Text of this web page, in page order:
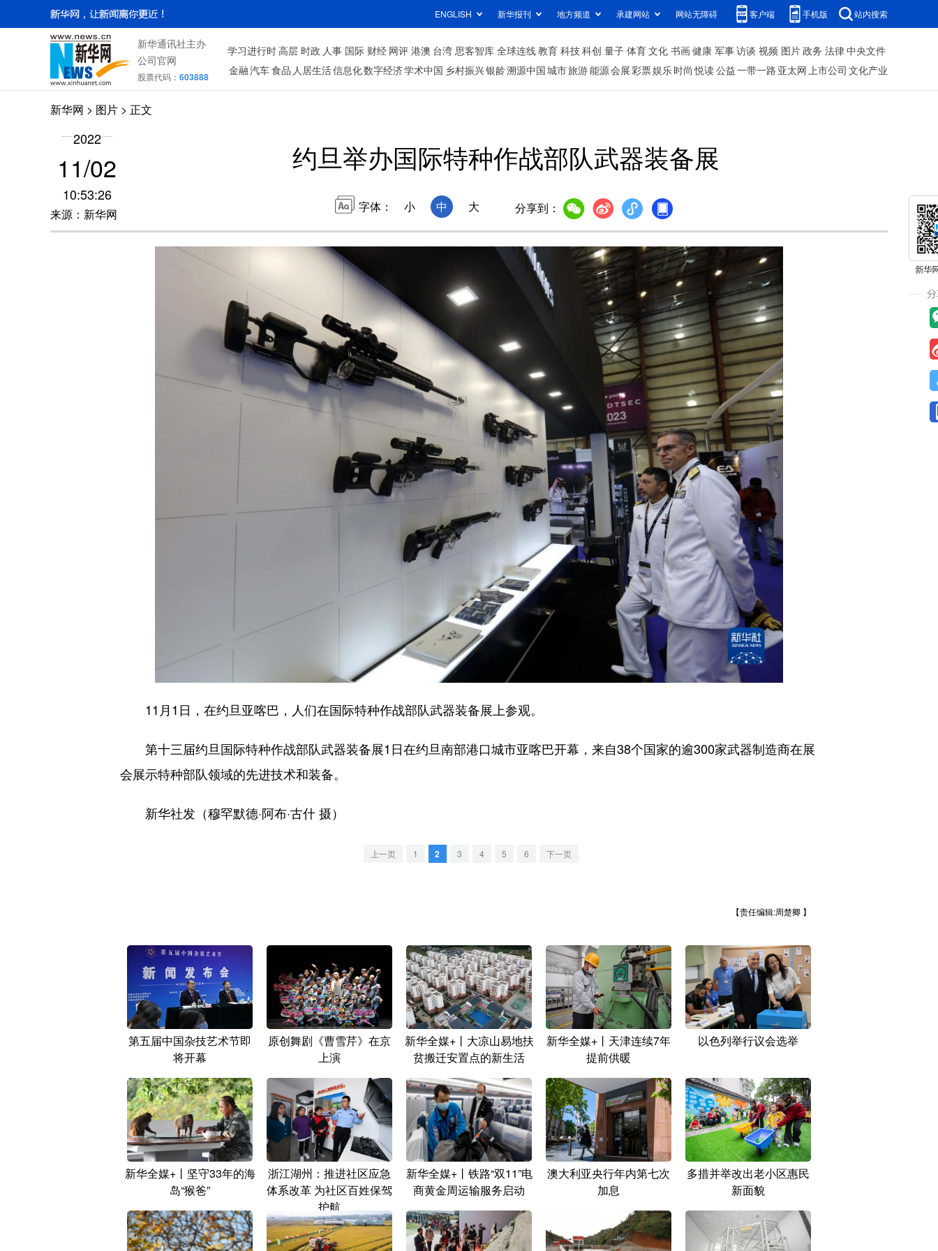
ENGLISH 新华报刊 地方频道 承建网站 网站无障碍 客户端 手机版 站内搜索
新华通讯社主办
公司官网
股票代码： 603888
学习进行时高层 时政 人事 国际 财经 网评 港澳 台湾 思客智库 全球连线教育 科技科创 量子 体育文化 书画健康 军事访谈 视频 图片政务 法律中央文件
金融汽车食品 人居生活信息化数字经济学术中国 乡村振兴银龄溯源中国城市旅游能源会展彩票娱乐时尚 悦读公益一带一路 亚太网上市公司 文化产业
新华网 > 图片 > 正文
2022
11/02
10:53:26
来源：新华网
约旦举办国际特种作战部队武器装备展
字体： 小 中 大 分享到：
11月1日，在约旦亚喀巴，人们在国际特种作战部队武器装备展上参观。
第十三届约旦国际特种作战部队武器装备展1日在约旦南部港口城市亚喀巴开幕，来自38个国家的逾300家武器制造商在展
会展示特种部队领域的先进技术和装备。
新华社发（穆罕默德·阿布·古什 摄）
上一页 1 2 3 4 5 6 下一页
【责任编辑:周楚卿 】
第五届中国杂技艺术节即
将开幕
原创舞剧《曹雪芹》在京
上演
新华全媒+丨大凉山易地扶
贫搬迁安置点的新生活
新华全媒+丨天津连续7年
提前供暖
以色列举行议会选举
新华全媒+丨坚守33年的海
岛“猴爸”
浙江湖州：推进社区应急
体系改革 为社区百姓保驾
护航
新华全媒+丨铁路“双11”电
商黄金周运输服务启动
澳大利亚央行年内第七次
加息
多措并举改出老小区惠民
新面貌